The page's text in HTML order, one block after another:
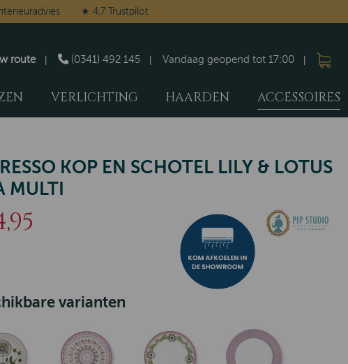
★ 4,7 Trustpilot
Vandaag geopend tot 17:00
(0341) 492 145
route
VERLICHTING HAARDEN ACCESSOIRES
KOP EN SCHOTEL LILY & LOTUS
MULTI
varianten